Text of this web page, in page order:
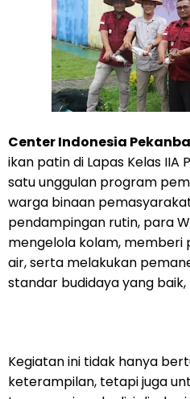
Center Indonesia
ikan patin di Lapas Kelas IIA
satu unggulan program
warga binaan
pendampingan rutin, para
mengelola kolam, memberi
air, serta melakukan
standar budidaya yang baik,
Kegiatan ini tidak hanya
keterampilan, tetapi juga